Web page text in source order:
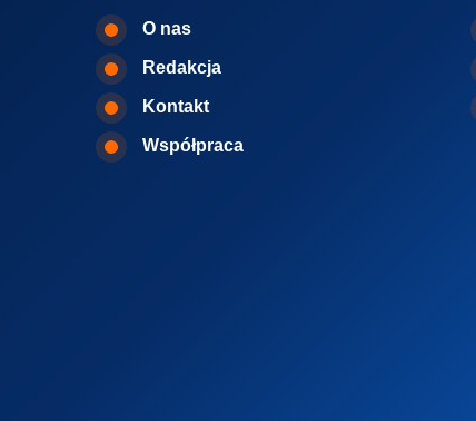
O nas
Redakcja
Kontakt
Współpraca